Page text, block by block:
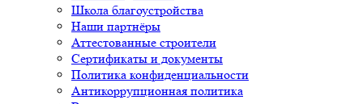
Школа благоустройства
Наши партнёры
Аттестованные строители
Сертификаты и документы
Политика конфиденциальности
Антикоррупционная политика